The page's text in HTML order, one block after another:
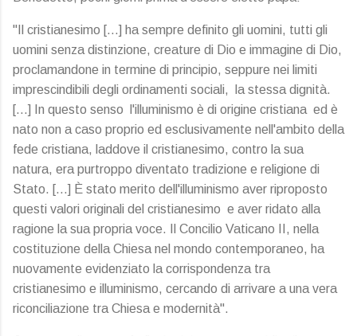
"Il cristianesimo […] ha sempre definito gli uomini, tutti gli
uomini senza distinzione, creature di Dio e immagine di Dio,
proclamandone in termine di principio, seppure nei limiti
imprescindibili degli ordinamenti sociali, la stessa dignità.
[…] In questo senso l'illuminismo è di origine cristiana ed è
nato non a caso proprio ed esclusivamente nell'ambito della
fede cristiana, laddove il cristianesimo, contro la sua
natura, era purtroppo diventato tradizione e religione di
Stato. […] È stato merito dell'illuminismo aver riproposto
questi valori originali del cristianesimo e aver ridato alla
ragione la sua propria voce. Il Concilio Vaticano II, nella
costituzione della Chiesa nel mondo contemporaneo, ha
nuovamente evidenziato la corrispondenza tra
cristianesimo e illuminismo, cercando di arrivare a una vera
riconciliazione tra Chiesa e modernità".